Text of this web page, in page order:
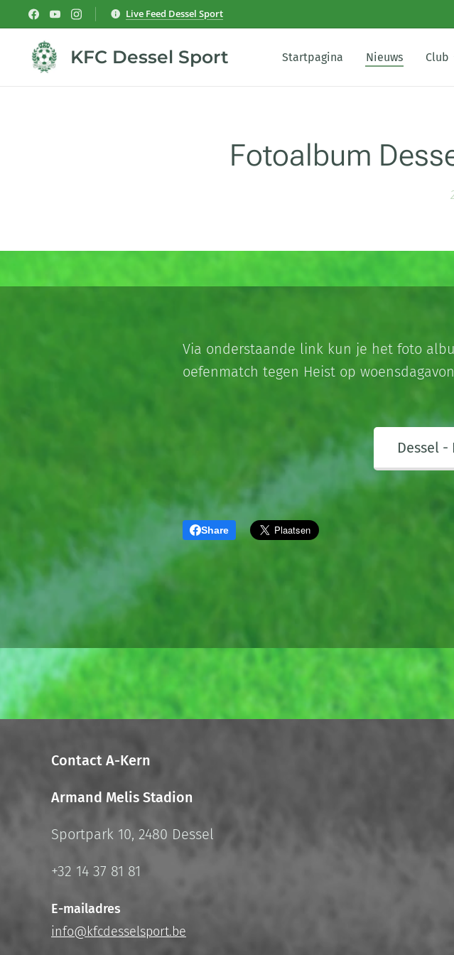
Live Feed Dessel Sport
KFC Dessel Sport Startpagina Nieuws Club
Fotoalbum
Via onderstaande link kun je het foto
oefenmatch tegen Heist op
Dessel -
Share
Contact A-Kern
Armand Melis Stadion
Sportpark 10, 2480 Dessel
+32 14 37 81 81
E-mailadres
info@kfcdesselsport.be